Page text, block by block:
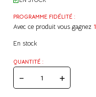
PROGRAMME FIDÉLITÉ :
Avec ce produit vous gagnez 1
En stock
QUANTITÉ :
QUANTITÉ
DE